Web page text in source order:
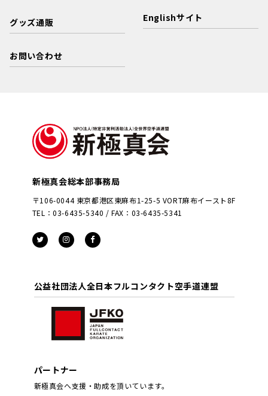
グッズ通販
お問い合わせ
Englishサイト
新極真会総本部事務局
〒106-0044 東京都港区東麻布1-25-5 VORT麻布イースト8F
TEL：03-6435-5340 / FAX：03-6435-5341
公益社団法人全日本フルコンタクト空手道連盟
パートナー
新極真会へ支援・助成を頂いています。